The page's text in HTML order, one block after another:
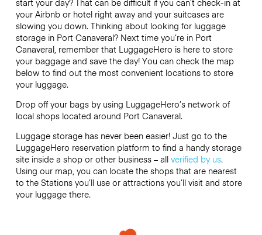
your Airbnb or hotel right away and your suitcases are
slowing you down. Thinking about looking for luggage
storage in Port Canaveral? Next time you’re in Port
Canaveral, remember that LuggageHero is here to store
your baggage and save the day! You can check the map
below to find out the most convenient locations to store
your luggage.
Drop off your bags by using LuggageHero’s network of
local shops located around Port Canaveral.
Luggage storage has never been easier! Just go to the
LuggageHero reservation platform to find a handy storage
site inside a shop or other business – all verified by us.
Using our map, you can locate the shops that are nearest
to the Stations you’ll use or attractions you’ll visit and store
your luggage there.